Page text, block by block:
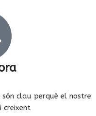
clau perquè el nostre
creixent